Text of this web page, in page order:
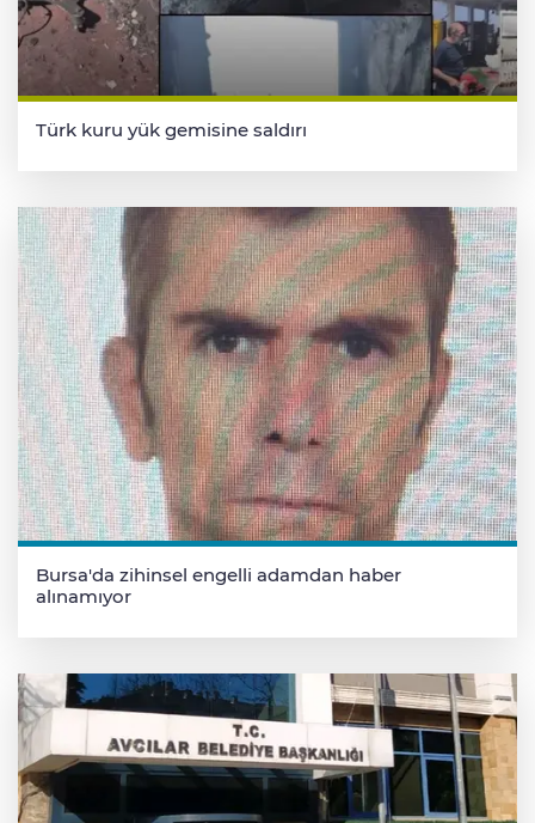
Türk kuru yük gemisine saldırı
Bursa'da zihinsel engelli adamdan haber
alınamıyor